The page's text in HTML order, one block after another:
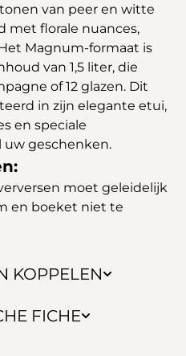
KOPPELEN
FICHE
van peer en witte
met florale nuances,
Magnum-formaat is
van 1,5 liter, die
of 12 glazen. Dit
in zijn elegante etui,
en speciale
uw geschenken.
moet geleidelijk
en boeket niet te